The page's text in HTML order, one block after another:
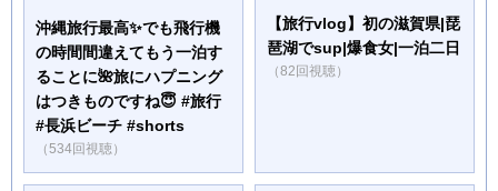
沖縄旅行最高✨でも飛行機
の時間間違えてもう一泊す
ることに🌺旅にハプニング
はつきものですね😇 #旅行
#長浜ビーチ #shorts
（534回視聴）
【旅行vlog】初の滋賀県|琵
琶湖でsup|爆食女|一泊二日
（82回視聴）